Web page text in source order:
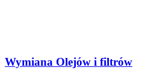
Wymiana Olejów i filtrów